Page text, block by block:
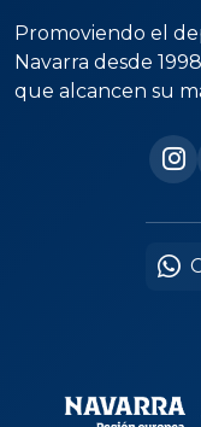
Promoviendo el
Navarra desde
que alcancen su